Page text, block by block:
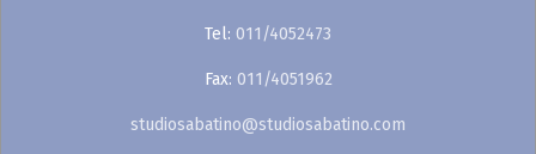
Tel: 011/4052473
Fax: 011/4051962
studiosabatino@studiosabatino.com